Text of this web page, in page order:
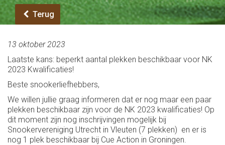
Terug
13 oktober 2023
Laatste kans: beperkt aantal plekken beschikbaar voor NK
2023 Kwalificaties!
Beste snookerliefhebbers,
We willen jullie graag informeren dat er nog maar een paar
plekken beschikbaar zijn voor de NK 2023 kwalificaties! Op
dit moment zijn nog inschrijvingen mogelijk bij
Snookervereniging Utrecht in Vleuten (7 plekken) en er is
nog 1 plek beschikbaar bij Cue Action in Groningen.